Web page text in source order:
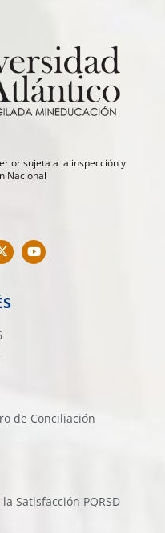
sujeta a la inspección y
Nacional
de Conciliación
Satisfacción PQRSD